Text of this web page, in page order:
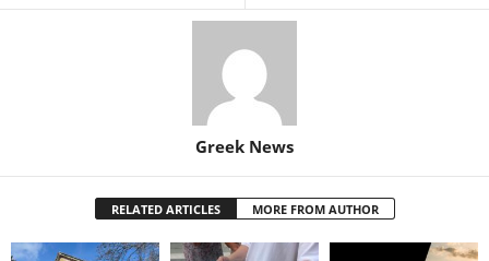
Greek News
RELATED ARTICLES MORE FROM AUTHOR